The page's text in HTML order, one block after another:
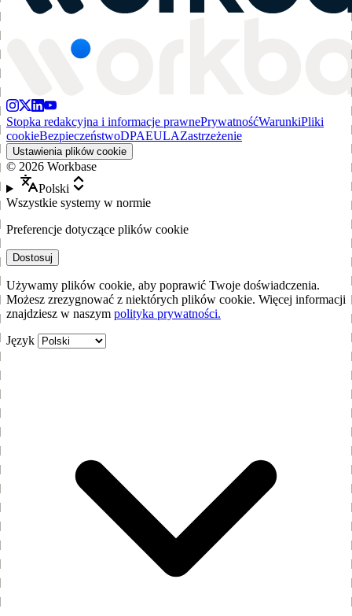
Stopka redakcyjna i informacje prawnePrywatnośćWarunkiPliki
cookieBezpieczeństwoDPAEULAZastrzeżenie
Ustawienia plików cookie
© 2026 Workbase
Polski
Wszystkie systemy w normie
Preferencje dotyczące plików cookie
Dostosuj
Używamy plików cookie, aby poprawić Twoje doświadczenia.
Możesz zrezygnować z niektórych plików cookie. Więcej informacji
znajdziesz w naszym polityka prywatności.
Język